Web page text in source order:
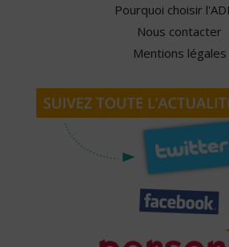
Pourquoi choisir
Nous contacter
Mentions légales